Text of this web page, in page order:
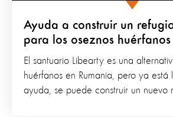
Ayuda a construir un
para los oseznos huérfanos
El santuario Libearty es una
huérfanos en Rumania, pero ya está
ayuda, se puede construir un nuevo